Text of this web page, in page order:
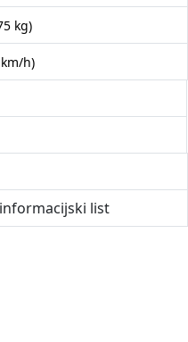
kg)
h)
list